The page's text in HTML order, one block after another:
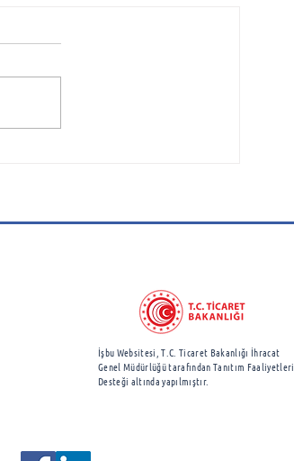
Başkanlığı Sanayileşme
A.Ş temsilcileri Ziyareti
İşbu Websitesi, T.C. Ticaret Bakanlığı İhracat
Genel Müdürlüğütarafından Tanıtım Faaliyetleri
Desteği altında yapılmıştır.